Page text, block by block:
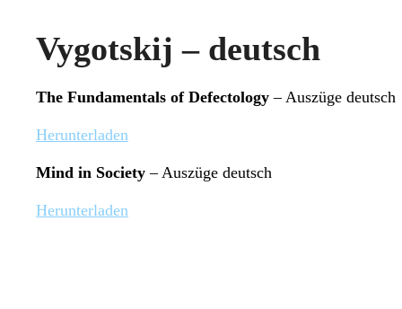
Vygotskij – deutsch
The Fundamentals of Defectology – Auszüge deutsch
Herunterladen
Mind in Society – Auszüge deutsch
Herunterladen